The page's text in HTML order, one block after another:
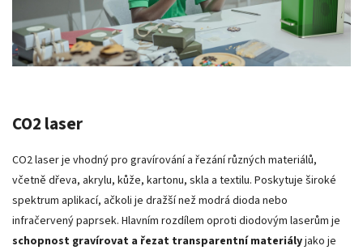
CO2 laser
CO2 laser je vhodný pro gravírování a řezání různých materiálů,
včetně dřeva, akrylu, kůže, kartonu, skla a textilu. Poskytuje široké
spektrum aplikací, ačkoli je dražší než modrá dioda nebo
infračervený paprsek. Hlavním rozdílem oproti diodovým laserům je
schopnost gravírovat a řezat transparentní materiályjako je